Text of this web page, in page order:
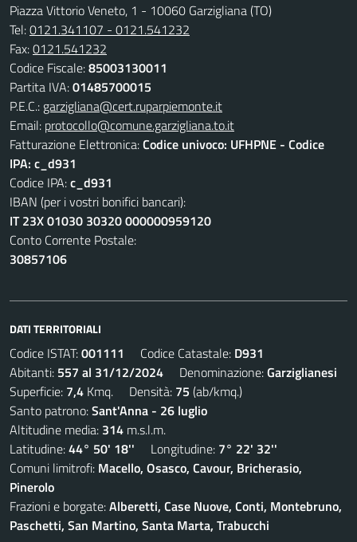
Piazza Vittorio Veneto, 1 - 10060 Garzigliana (TO)
Tel:0121.341107 - 0121.541232
Fax:0121.541232
Codice Fiscale:85003130011
Partita IVA:01485700015
P.E.C.: garzigliana@cert.ruparpiemonte.it
Email: protocollo@comune.garzigliana.to.it
Fatturazione Elettronica:Codice univoco: UFHPNE - Codice
IPA: c_d931
Codice IPA:c_d931
IBAN (per i vostri bonifici bancari):
IT 23X 01030 30320 000000959120
Conto Corrente Postale:
30857106
DATI TERRITORIALI
Codice ISTAT:001111 Codice Catastale: D931
Abitanti: 557 al 31/12/2024 Denominazione:Garziglianesi
Superficie: 7,4 Kmq. Densità: 75 (ab/kmq.)
Santo patrono:Sant'Anna - 26 luglio
Altitudine media: 314 m.s.l.m.
Latitudine:44° 50' 18'' Longitudine: 7° 22' 32''
Comuni limitrofi: Macello, Osasco, Cavour, Bricherasio,
Pinerolo
Frazioni e borgate:Alberetti, Case Nuove, Conti, Montebruno,
Paschetti, San Martino, Santa Marta, Trabucchi